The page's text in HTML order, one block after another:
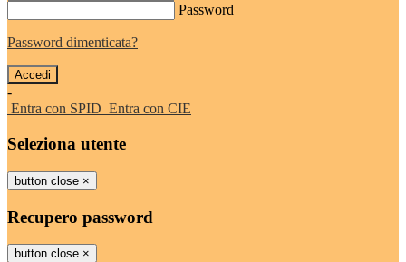
Password
Password dimenticata?
-
Entra con SPID Entra con CIE
Seleziona utente
button close ×
Recupero password
button close ×